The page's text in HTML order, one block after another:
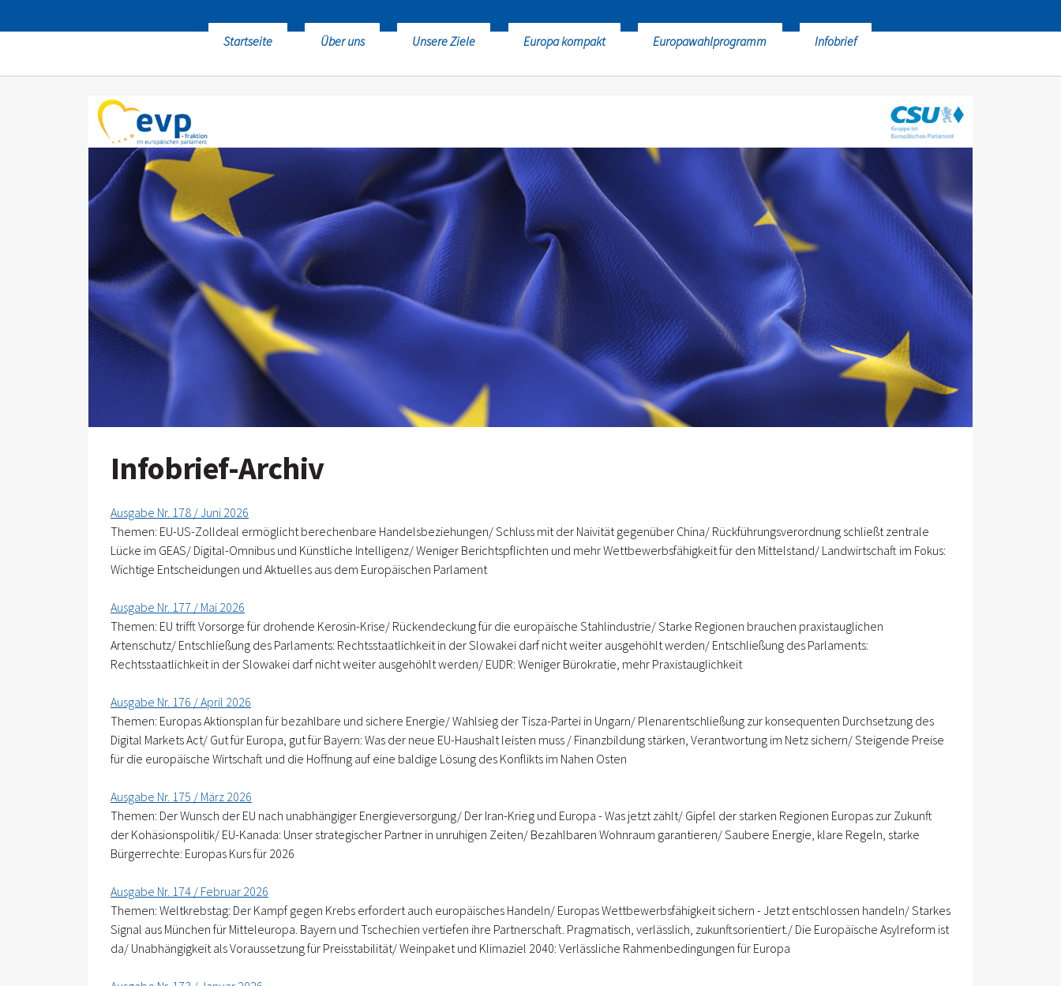
Startseite Über uns Unsere Ziele Europa kompakt Europawahlprogramm Infobrief
Infobrief-Archiv
Ausgabe Nr. 178 / Juni 2026
Themen: EU-US-Zolldeal ermöglicht berechenbare Handelsbeziehungen/ Schluss mit der Naivität gegenüber China/ Rückführungsverordnung schließt zentrale
Lücke im GEAS/ Digital-Omnibus und Künstliche Intelligenz/ Weniger Berichtspflichten und mehr Wettbewerbsfähigkeit für den Mittelstand/ Landwirtschaft im Fokus:
Wichtige Entscheidungen und Aktuelles aus dem Europäischen Parlament
Ausgabe Nr. 177 / Mai 2026
Themen: EU trifft Vorsorge für drohende Kerosin-Krise/ Rückendeckung für die europäische Stahlindustrie/ Starke Regionen brauchen praxistauglichen
Artenschutz/ Entschließung des Parlaments: Rechtsstaatlichkeit in der Slowakei darf nicht weiter ausgehöhlt werden/ Entschließung des Parlaments:
Rechtsstaatlichkeit in der Slowakei darf nicht weiter ausgehöhlt werden/ EUDR: Weniger Bürokratie, mehr Praxistauglichkeit
Ausgabe Nr. 176 / April 2026
Themen: Europas Aktionsplan für bezahlbare und sichere Energie/ Wahlsieg der Tisza-Partei in Ungarn/ Plenarentschließung zur konsequenten Durchsetzung des
Digital Markets Act/ Gut für Europa, gut für Bayern: Was der neue EU-Haushalt leisten muss / Finanzbildung stärken, Verantwortung im Netz sichern/ Steigende Preise
für die europäische Wirtschaft und die Hoffnung auf eine baldige Lösung des Konflikts im Nahen Osten
Ausgabe Nr. 175 / März 2026
Themen: Der Wunsch der EU nach unabhängiger Energieversorgung/ Der Iran-Krieg und Europa - Was jetzt zählt/ Gipfel der starken Regionen Europas zur Zukunft
der Kohäsionspolitik/ EU-Kanada: Unser strategischer Partner in unruhigen Zeiten/ Bezahlbaren Wohnraum garantieren/ Saubere Energie, klare Regeln, starke
Bürgerrechte: Europas Kurs für 2026
Ausgabe Nr. 174 / Februar 2026
Themen: Weltkrebstag: Der Kampf gegen Krebs erfordert auch europäisches Handeln/ Europas Wettbewerbsfähigkeit sichern - Jetzt entschlossen handeln/ Starkes
Signal aus München für Mitteleuropa. Bayern und Tschechien vertiefen ihre Partnerschaft. Pragmatisch, verlässlich, zukunftsorientiert./ Die Europäische Asylreform ist
da/ Unabhängigkeit als Voraussetzung für Preisstabilität/ Weinpaket und Klimaziel 2040: Verlässliche Rahmenbedingungen für Europa